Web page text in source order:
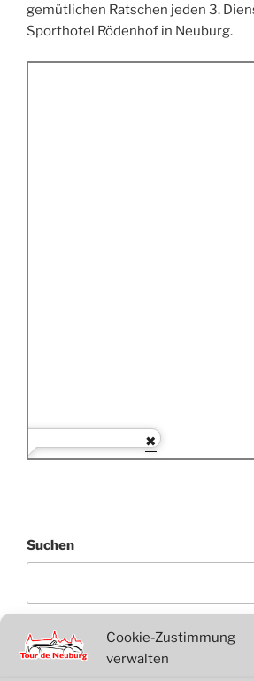
Cookie-Zustimmung
verwalten
gemütlichen Ratschen jeden 3.
Sporthotel Rödenhof in Neuburg.
Suchen
WordPress
WhatsApp
Facebook
Link